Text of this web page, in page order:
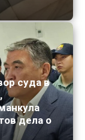
суда в
дела о